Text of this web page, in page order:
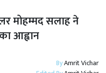
मोहम्मद सलाह ने
आह्वान
ByAmrit Vichar